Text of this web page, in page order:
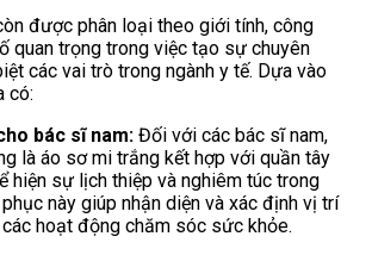
được phân loại theo giới tính, công
quan trọng trong việc tạo sự chuyên
các vai trò trong ngành y tế. Dựa vào
có:
bác sĩ nam: Đối với các bác sĩ nam,
là áo sơ mi trắng kết hợp với quần tây
hiện sự lịch thiệp và nghiêm túc trong
này giúp nhận diện và xác định vị trí
hoạt động chăm sóc sức khỏe.